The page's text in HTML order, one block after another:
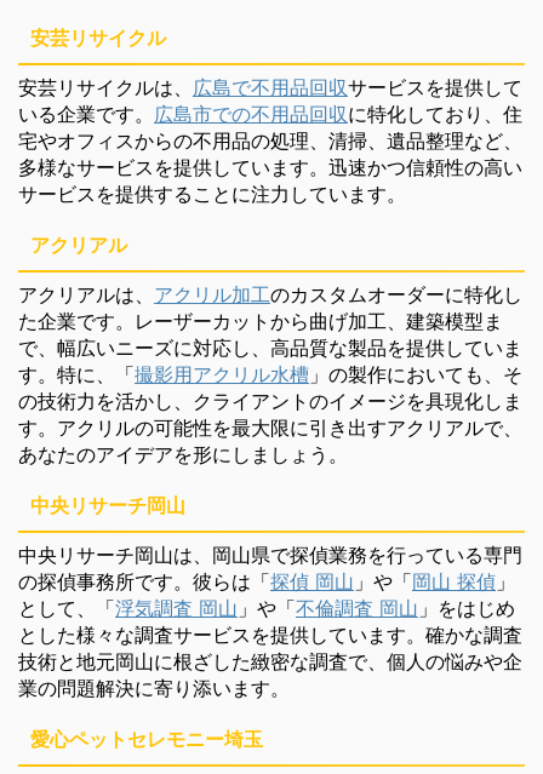
安芸リサイクル
安芸リサイクルは、 広島で不用品回収サービスを提供して
いる企業です。 広島市での不用品回収に特化しており、住
宅やオフィスからの不用品の処理、清掃、遺品整理など、
多様なサービスを提供しています。迅速かつ信頼性の高い
サービスを提供することに注力しています。
アクリアル
アクリアルは、 アクリル加工のカスタムオーダーに特化し
た企業です。レーザーカットから曲げ加工、建築模型ま
で、幅広いニーズに対応し、高品質な製品を提供していま
す。特に、「撮影用アクリル水槽 」の製作においても、そ
の技術力を活かし、クライアントのイメージを具現化しま
す。アクリルの可能性を最大限に引き出すアクリアルで、
あなたのアイデアを形にしましょう。
中央リサーチ岡山
中央リサーチ岡山は、岡山県で探偵業務を行っている専門
の探偵事務所です。彼らは「探偵 岡山 」や「岡山 探偵 」
として、「浮気調査 岡山 」や「不倫調査 岡山 」をはじめ
とした様々な調査サービスを提供しています。確かな調査
技術と地元岡山に根ざした緻密な調査で、個人の悩みや企
業の問題解決に寄り添います。
愛心ペットセレモニー埼玉